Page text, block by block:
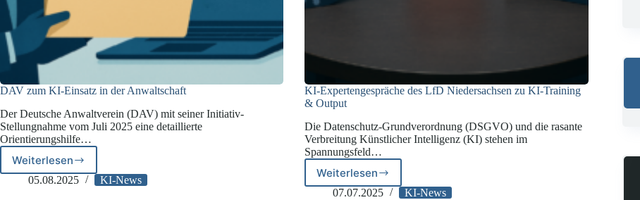
DAV zum KI-Einsatz in der Anwaltschaft
Der Deutsche Anwaltverein (DAV) mit seiner Initiativ-
Stellungnahme vom Juli 2025 eine detaillierte
Orientierungshilfe…
Weiterlesen
DAV
zum
05.08.2025 KI-News
KI-Expertengespräche des LfD Niedersachsen zu KI-Training
& Output
Die Datenschutz-Grundverordnung (DSGVO) und die rasante
Verbreitung Künstlicher Intelligenz (KI) stehen im
Spannungsfeld…
Weiterlesen
KI-
Expertengespräche
07.07.2025 KI-News